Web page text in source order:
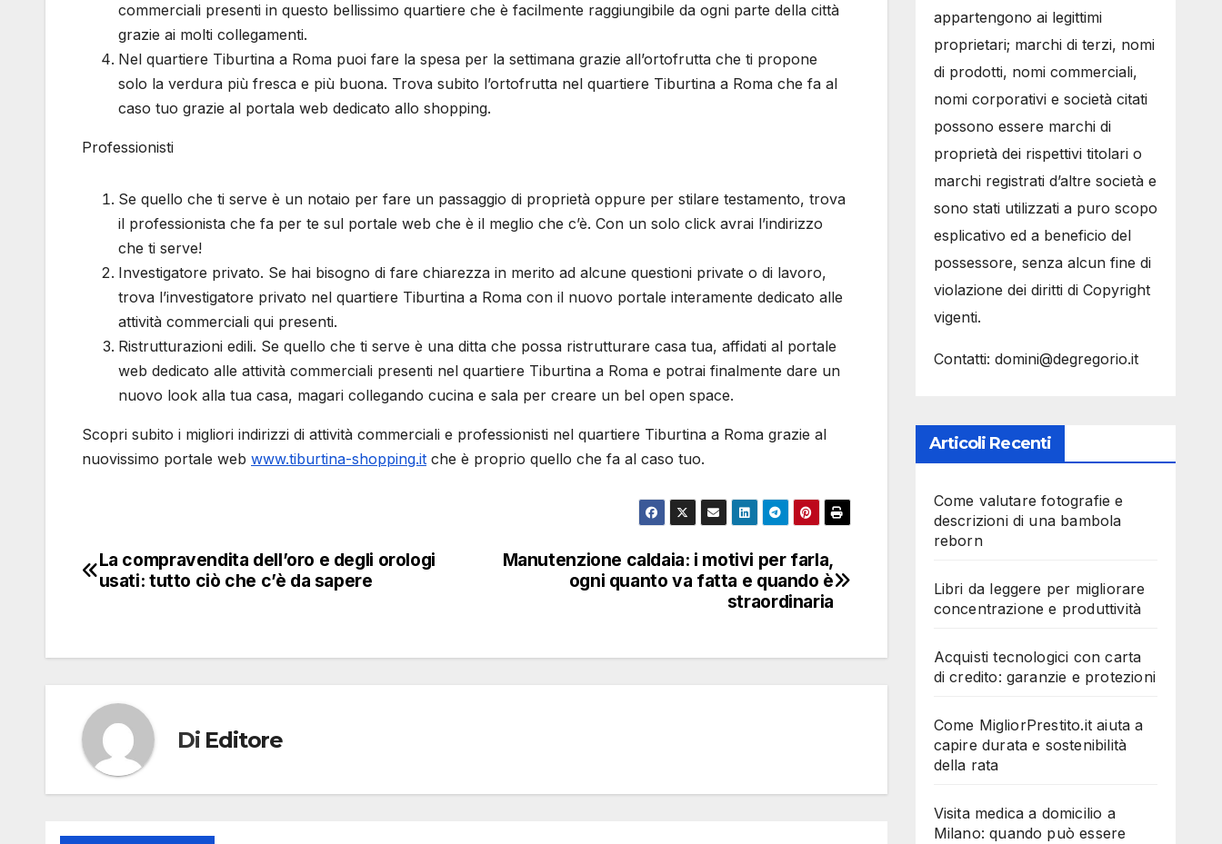
commerciali presenti in questo bellissimo quartiere che è facilmente raggiungibile da ogni parte della città
grazie ai molti collegamenti.
Nel quartiere Tiburtina a Roma puoi fare la spesa per la settimana grazie all’ortofrutta che ti propone
solo la verdura più fresca e più buona. Trova subito l’ortofrutta nel quartiere Tiburtina a Roma che fa al
caso tuo grazie al portala web dedicato allo shopping.
Professionisti
Se quello che ti serve è un notaio per fare un passaggio di proprietà oppure per stilare testamento, trova
il professionista che fa per te sul portale web che è il meglio che c’è. Con un solo click avrai l’indirizzo
che ti serve!
Investigatore privato. Se hai bisogno di fare chiarezza in merito ad alcune questioni private o di lavoro,
trova l’investigatore privato nel quartiere Tiburtina a Roma con il nuovo portale interamente dedicato alle
attività commerciali qui presenti.
Ristrutturazioni edili. Se quello che ti serve è una ditta che possa ristrutturare casa tua, affidati al portale
web dedicato alle attività commerciali presenti nel quartiere Tiburtina a Roma e potrai finalmente dare un
nuovo look alla tua casa, magari collegando cucina e sala per creare un bel open space.
Scopri subito i migliori indirizzi di attività commerciali e professionisti nel quartiere Tiburtina a Roma grazie al
nuovissimo portale web www.tiburtina-shopping.it che è proprio quello che fa al caso tuo.
Navigazione
Manutenzione caldaia: i motivi per farla,
ogni quanto va fatta e quando è
straordinaria
La compravendita dell’oro e degli orologi
usati: tutto ciò che c’è da sapere
Di Editore
appartengono ai legittimi
proprietari; marchi di terzi, nomi
di prodotti, nomi commerciali,
nomi corporativi e società citati
possono essere marchi di
proprietà dei rispettivi titolari o
marchi registrati d’altre società e
sono stati utilizzati a puro scopo
esplicativo ed a beneficio del
possessore, senza alcun fine di
violazione dei diritti di Copyright
vigenti.
Contatti: domini@degregorio.it
Articoli Recenti
Come valutare fotografie e
descrizioni di una bambola
reborn
Libri da leggere per migliorare
concentrazione e produttività
Acquisti tecnologici con carta
di credito: garanzie e protezioni
Come MigliorPrestito.it aiuta a
capire durata e sostenibilità
della rata
Visita medica a domicilio a
Milano: quando può essere